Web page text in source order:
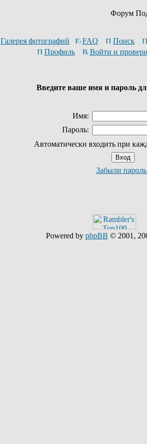
Форум
Галерея фотографий FAQ Поиск
Профиль
Войти и
Введите ваше имя и пароль
Имя:
Пароль:
Автоматически входить при
Забыли
Powered by phpBB © 2001,